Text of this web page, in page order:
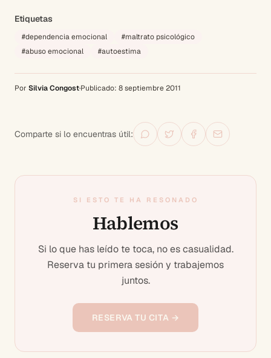
Etiquetas
#dependencia emocional #maltrato psicológico
#abuso emocional #autoestima
Por Silvia Congost·Publicado: 8 septiembre 2011
Comparte si lo encuentras útil:
SI ESTO TE HA RESONADO
Hablemos
Si lo que has leído te toca, no es casualidad.
Reserva tu primera sesión y trabajemos
juntos.
RESERVA TU CITA →